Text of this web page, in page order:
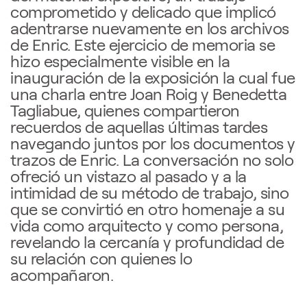
comprometido y delicado que implicó
adentrarse nuevamente en los archivos
de Enric. Este ejercicio de memoria se
hizo especialmente visible en la
inauguración de la exposición la cual fue
una charla entre Joan Roig y Benedetta
Tagliabue, quienes compartieron
recuerdos de aquellas últimas tardes
navegando juntos por los documentos y
trazos de Enric. La conversación no solo
ofreció un vistazo al pasado y a la
intimidad de su método de trabajo, sino
que se convirtió en otro homenaje a su
vida como arquitecto y como persona,
revelando la cercanía y profundidad de
su relación con quienes lo
acompañaron.